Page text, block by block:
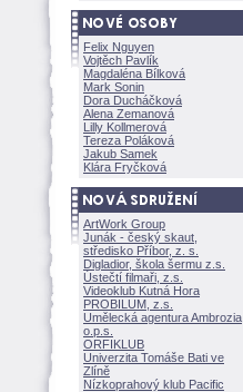
Felix Nguyen
Vojtěch Pavlík
Magdaléna Bílkov
Mark Sonin
Dora Ducháčkov
Alena Zemanov
Lilly Kollmerov
Tereza Polákov
Jakub Samek
Klára Fryčkov
ArtWork Group
Junák - český skaut,
středisko Příbor, z. s.
Digladior, škola šermu z.s.
Ústečtí filmaři, z.s.
Videoklub Kutná Hora
PROBILUM, z.s.
Umělecká agentura Ambrozia
o.p.s.
ORFIKLUB
Univerzita Tomáše Bati ve
Zlíně
Nízkoprahový klub Pacific